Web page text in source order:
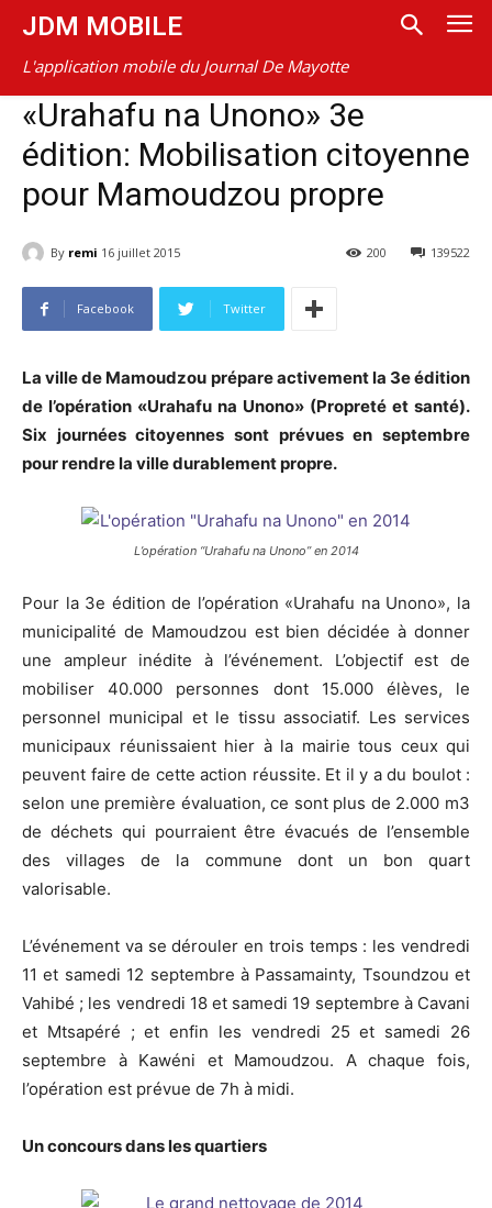
JDM MOBILE
L'application mobile du Journal De Mayotte
«Urahafu na Unono» 3e
édition: Mobilisation citoyenne
pour Mamoudzou propre
By remi 16 juillet 2015 139522
200
Facebook Twitter
La ville de Mamoudzou prépare activement la 3e édition
de l’opération «Urahafu na Unono» (Propreté et santé).
Six journées citoyennes sont prévues en septembre
pour rendre la ville durablement propre.
L’opération “Urahafu na Unono” en 2014
Pour la 3e édition de l’opération «Urahafu na Unono», la
municipalité de Mamoudzou est bien décidée à donner
une ampleur inédite à l’événement. L’objectif est de
mobiliser 40.000 personnes dont 15.000 élèves, le
personnel municipal et le tissu associatif. Les services
municipaux réunissaient hier à la mairie tous ceux qui
peuvent faire de cette action réussite. Et il y a du boulot :
selon une première évaluation, ce sont plus de 2.000 m3
de déchets qui pourraient être évacués de l’ensemble
des villages de la commune dont un bon quart
valorisable.
L’événement va se dérouler en trois temps : les vendredi
11 et samedi 12 septembre à Passamainty, Tsoundzou et
Vahibé ; les vendredi 18 et samedi 19 septembre à Cavani
et Mtsapéré ; et enfin les vendredi 25 et samedi 26
septembre à Kawéni et Mamoudzou. A chaque fois,
l’opération est prévue de 7h à midi.
Un concours dans les quartiers